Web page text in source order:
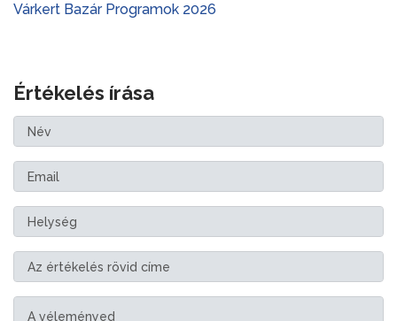
Várkert Bazár Programok 2026
Értékelés írása